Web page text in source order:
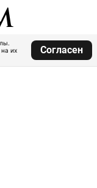
на их
Согласен